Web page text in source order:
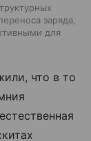
заряда,
для
что в то